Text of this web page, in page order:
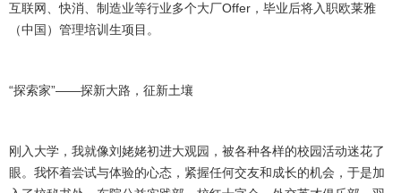
互联网、快消、制造业等行业多个大厂Offer ，毕业后将入职欧莱雅
（中国）管理培训生项目。
“探索家”——探新大路，征新土壤
刚入大学，我就像刘姥姥初进大观园，被各种各样的校园活动迷花了
眼。我怀着尝试与体验的心态，紧握任何交友和成长的机会，于是加